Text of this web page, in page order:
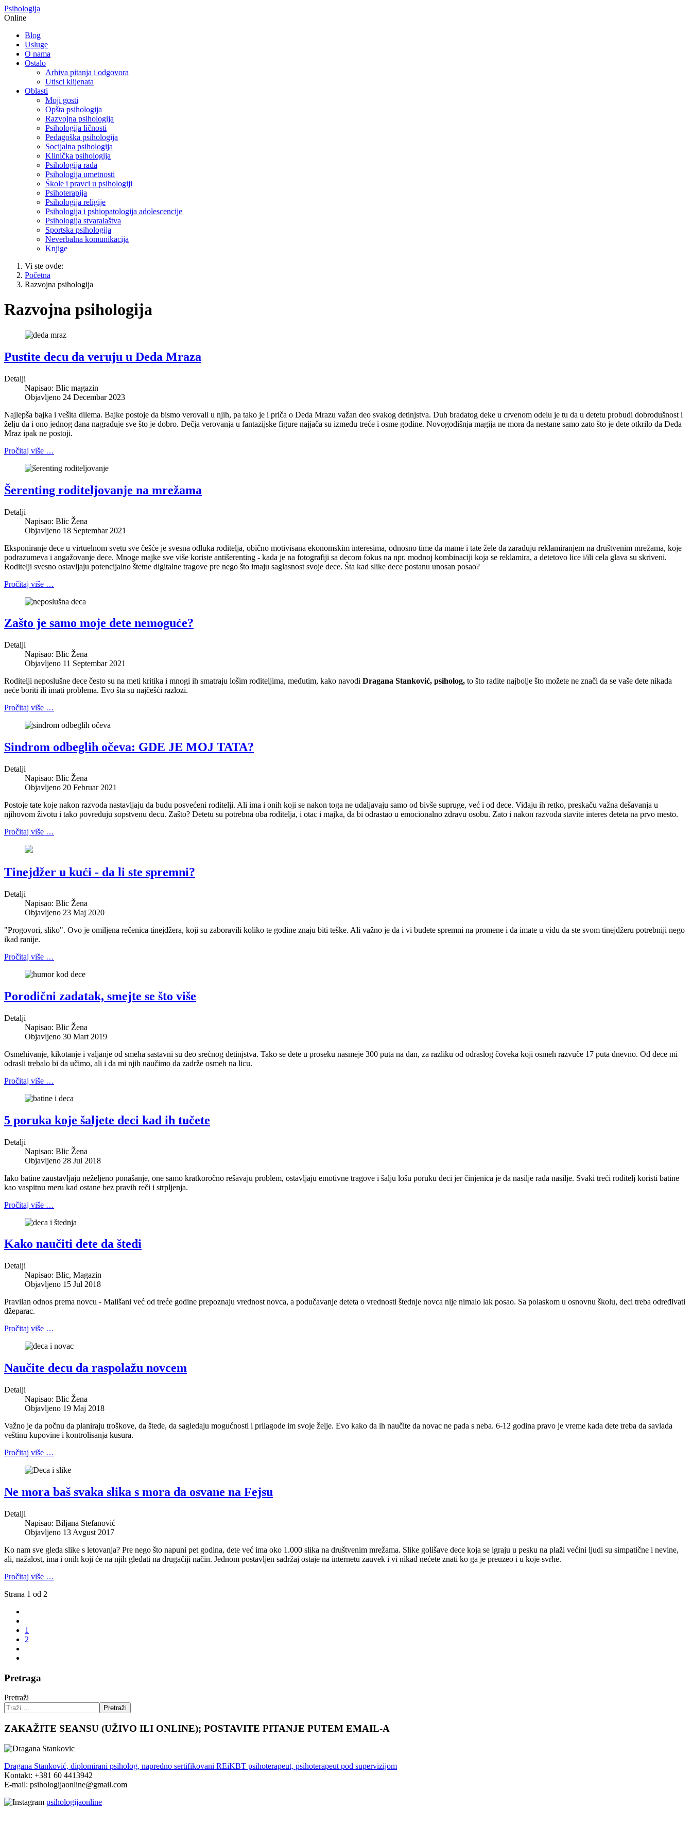
Psihologija
Online
Blog
Usluge
O nama
Ostalo
Arhiva pitanja i odgovora
Utisci klijenata
Oblasti
Moji gosti
Opšta psihologija
Razvojna psihologija
Psihologija ličnosti
Pedagoška psihologija
Socijalna psihologija
Klinička psihologija
Psihologija rada
Psihologija umetnosti
Škole i pravci u psihologiji
Psihoterapija
Psihologija religije
Psihologija i pshiopatologija adolescencije
Psihologija stvaralaštva
Sportska psihologija
Neverbalna komunikacija
Knjige
Vi ste ovde:
Početna
Razvojna psihologija
Razvojna psihologija
Pustite decu da veruju u Deda Mraza
Detalji
Napisao: Blic magazin
Objavljeno 24 Decembar 2023
Najlepša bajka i vešita dilema. Bajke postoje da bismo verovali u njih, pa tako je i priča o Deda Mrazu važan deo svakog detinjstva. Duh bradatog deke u crvenom odelu je tu da u detetu probudi dobrodušnost i
želju da i ono jednog dana nagrađuje sve što je dobro. Dečja verovanja u fantazijske figure najjača su između treće i osme godine. Novogodišnja magija ne mora da nestane samo zato što je dete otkrilo da Deda
Mraz ipak ne postoji.
Pročitaj više …
Šerenting roditeljovanje na mrežama
Detalji
Napisao: Blic Žena
Objavljeno 18 Septembar 2021
Eksponiranje dece u virtuelnom svetu sve češće je svesna odluka roditelja, obično motivisana ekonomskim interesima, odnosno time da mame i tate žele da zarađuju reklamiranjem na društvenim mrežama, koje
podrazumeva i angažovanje dece. Mnoge majke sve više koriste antišerenting - kada je na fotografiji sa decom fokus na npr. modnoj kombinaciji koja se reklamira, a detetovo lice i/ili cela glava su skriveni.
Roditelji svesno ostavljaju potencijalno štetne digitalne tragove pre nego što imaju saglasnost svoje dece. Šta kad slike dece postanu unosan posao?
Pročitaj više …
Zašto je samo moje dete nemoguće?
Detalji
Napisao: Blic Žena
Objavljeno 11 Septembar 2021
Roditelji neposlušne dece često su na meti kritika i mnogi ih smatraju lošim roditeljima, međutim, kako navodi Dragana Stanković, psiholog, to što radite najbolje što možete ne znači da se vaše dete nikada
neće boriti ili imati problema. Evo šta su najčešći razlozi.
Pročitaj više …
Sindrom odbeglih očeva: GDE JE MOJ TATA?
Detalji
Napisao: Blic Žena
Objavljeno 20 Februar 2021
Postoje tate koje nakon razvoda nastavljaju da budu posvećeni roditelji. Ali ima i onih koji se nakon toga ne udaljavaju samo od bivše supruge, već i od dece. Viđaju ih retko, preskaču važna dešavanja u
njihovom životu i tako povređuju sopstvenu decu. Zašto? Detetu su potrebna oba roditelja, i otac i majka, da bi odrastao u emocionalno zdravu osobu. Zato i nakon razvoda stavite interes deteta na prvo mesto.
Pročitaj više …
Tinejdžer u kući - da li ste spremni?
Detalji
Napisao: Blic Žena
Objavljeno 23 Maj 2020
"Progovori, sliko". Ovo je omiljena rečenica tinejdžera, koji su zaboravili koliko te godine znaju biti teške. Ali važno je da i vi budete spremni na promene i da imate u vidu da ste svom tinejdžeru potrebniji nego
ikad ranije.
Pročitaj više …
Porodični zadatak, smejte se što više
Detalji
Napisao: Blic Žena
Objavljeno 30 Mart 2019
Osmehivanje, kikotanje i valjanje od smeha sastavni su deo srećnog detinjstva. Tako se dete u proseku nasmeje 300 puta na dan, za razliku od odraslog čoveka koji osmeh razvuče 17 puta dnevno. Od dece mi
odrasli trebalo bi da učimo, ali i da mi njih naučimo da zadrže osmeh na licu.
Pročitaj više …
5 poruka koje šaljete deci kad ih tučete
Detalji
Napisao: Blic Žena
Objavljeno 28 Jul 2018
Iako batine zaustavljaju neželjeno ponašanje, one samo kratkoročno rešavaju problem, ostavljaju emotivne tragove i šalju lošu poruku deci jer činjenica je da nasilje rađa nasilje. Svaki treći roditelj koristi batine
kao vaspitnu meru kad ostane bez pravih reči i strpljenja.
Pročitaj više …
Kako naučiti dete da štedi
Detalji
Napisao: Blic, Magazin
Objavljeno 15 Jul 2018
Pravilan odnos prema novcu - Mališani već od treće godine prepoznaju vrednost novca, a podučavanje deteta o vrednosti štednje novca nije nimalo lak posao. Sa polaskom u osnovnu školu, deci treba određivati
džeparac.
Pročitaj više …
Naučite decu da raspolažu novcem
Detalji
Napisao: Blic Žena
Objavljeno 19 Maj 2018
Važno je da počnu da planiraju troškove, da štede, da sagledaju mogućnosti i prilagode im svoje želje. Evo kako da ih naučite da novac ne pada s neba. 6-12 godina pravo je vreme kada dete treba da savlada
veštinu kupovine i kontrolisanja kusura.
Pročitaj više …
Ne mora baš svaka slika s mora da osvane na Fejsu
Detalji
Napisao: Biljana Stefanović
Objavljeno 13 Avgust 2017
Ko nam sve gleda slike s letovanja? Pre nego što napuni pet godina, dete već ima oko 1.000 slika na društvenim mrežama. Slike golišave dece koja se igraju u pesku na plaži većini ljudi su simpatične i nevine,
ali, nažalost, ima i onih koji će na njih gledati na drugačiji način. Jednom postavljen sadržaj ostaje na internetu zauvek i vi nikad nećete znati ko ga je preuzeo i u koje svrhe.
Pročitaj više …
Strana 1 od 2
1
2
Pretraga
Pretraži
Pretraži
ZAKAŽITE SEANSU (UŽIVO ILI ONLINE); POSTAVITE PITANJE PUTEM EMAIL-A
Dragana Stanković, diplomirani psiholog, napredno sertifikovani REiKBT psihoterapeut, psihoterapeut pod supervizijom
Kontakt: +381 60 4413942
E-mail: psihologijaonline@gmail.com
psihologijaonline